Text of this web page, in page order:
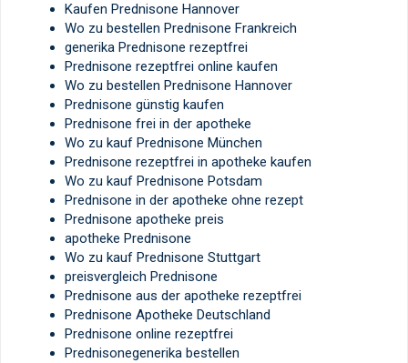
Kaufen Prednisone Hannover
Wo zu bestellen Prednisone Frankreich
generika Prednisone rezeptfrei
Prednisone rezeptfrei online kaufen
Wo zu bestellen Prednisone Hannover
Prednisone günstig kaufen
Prednisone frei in der apotheke
Wo zu kauf Prednisone München
Prednisone rezeptfrei in apotheke kaufen
Wo zu kauf Prednisone Potsdam
Prednisone in der apotheke ohne rezept
Prednisone apotheke preis
apotheke Prednisone
Wo zu kauf Prednisone Stuttgart
preisvergleich Prednisone
Prednisone aus der apotheke rezeptfrei
Prednisone Apotheke Deutschland
Prednisone online rezeptfrei
Prednisonegenerika bestellen